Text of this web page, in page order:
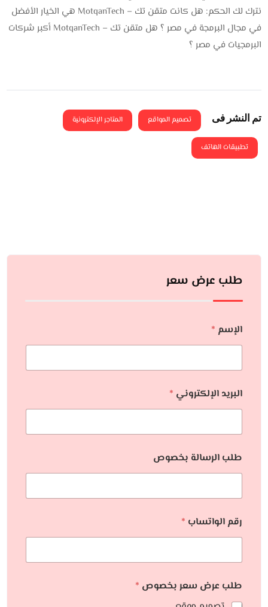
نترك لك الحكم: هل كانت متقن تك – MotqanTech هي الخيار الأفضل
في مجال البرمجة في مصر ؟ هل متقن تك – MotqanTech أكبر شركات
البرمجيات في مصر ؟
تم النشر فى تصميم المواقع المتاجر الإلكترونية
تطبيقات الهاتف
طلب عرض سعر
الإسم *
البريد الإلكتروني *
طلب الرسالة بخصوص
رقم الواتساب *
طلب عرض سعر بخصوص *